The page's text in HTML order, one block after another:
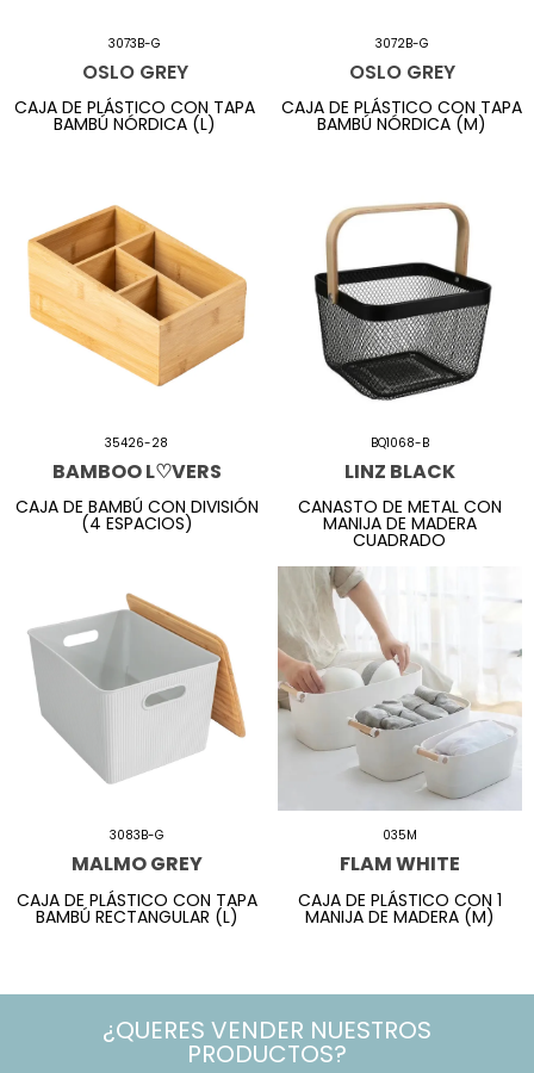
3073B-G
OSLO GREY
CAJA DE PLÁSTICO CON TAPA
BAMBÚ NÓRDICA (L)
3072B-G
OSLO GREY
CAJA DE PLÁSTICO CON TAPA
BAMBÚ NÓRDICA (M)
35426-28
BAMBOO L♡VERS
CAJA DE BAMBÚ CON DIVISIÓN
(4 ESPACIOS)
BQ1068-B
LINZ BLACK
CANASTO DE METAL CON
MANIJA DE MADERA
CUADRADO
3083B-G
MALMO GREY
CAJA DE PLÁSTICO CON TAPA
BAMBÚ RECTANGULAR (L)
035M
FLAM WHITE
CAJA DE PLÁSTICO CON 1
MANIJA DE MADERA (M)
¿QUERES VENDER NUESTROS
PRODUCTOS?